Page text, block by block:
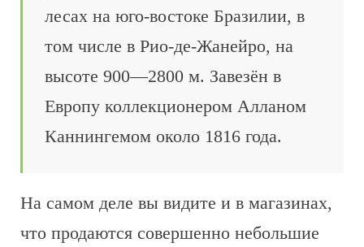
лесах на юго-востоке Бразилии, в
том числе в Рио-де-Жанейро, на
высоте 900—2800 м. Завезён в
Европу коллекционером Алланом
Каннингемом около 1816 года.
На самом деле вы видите и в магазинах,
что продаются совершенно небольшие